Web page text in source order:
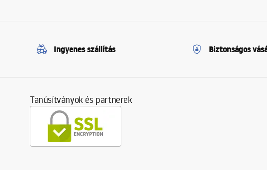
Ingyenes szállítás Biztonságos
Tanúsítványok és partnerek